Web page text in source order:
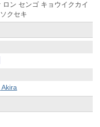
ン センゴ キョウイクカイ
クセキ
Akira